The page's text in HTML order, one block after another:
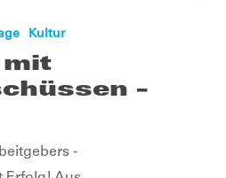
Kultur
mit
–
-